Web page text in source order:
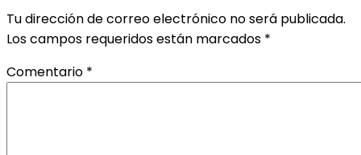
Tu dirección de correo electrónico no será publicada.
Los campos requeridos están marcados *
Comentario *